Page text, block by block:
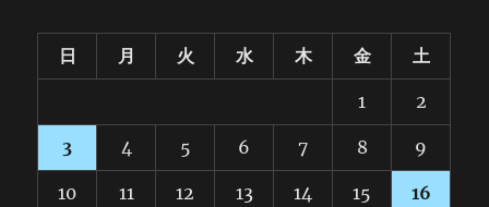
日 月 火 水 木 金 土
1 2
3 4 5 6 7 8 9
10 11 12 13 14 15 16